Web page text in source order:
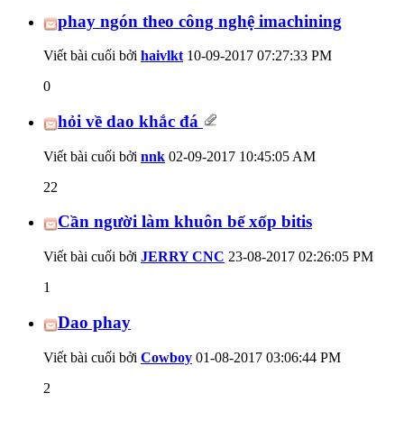
phay ngón theo công nghệ imachining
Viết bài cuối bởi haivlkt 10-09-2017 07:27:33 PM
0
hỏi về dao khắc đá
Viết bài cuối bởi nnk 02-09-2017 10:45:05 AM
22
Cần người làm khuôn bế xốp bitis
Viết bài cuối bởi JERRY CNC 23-08-2017 02:26:05 PM
1
Dao phay
Viết bài cuối bởi Cowboy 01-08-2017 03:06:44 PM
2